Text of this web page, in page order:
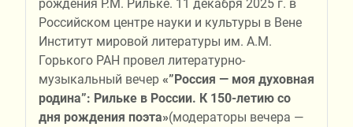
рождения Р.М. Рильке. 11 декабря 2025 г. в
Российском центре науки и культуры в Вене
Институт мировой литературы им. А.М.
Горького РАН провел литературно-
музыкальный вечер «”Россия — моя духовная
родина”: Рильке в России. К 150-летию со
дня рождения поэта»(модераторы вечера —